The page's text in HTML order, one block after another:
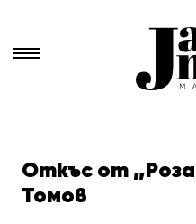
за:Откъс от
Томов